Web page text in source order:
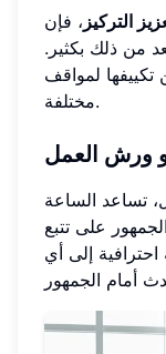
التركيز ، فإن
من ذلك بكثير.
تكييفها لمواقف
مختلفة.
ورش العمل
تساعد الساعة
على تتبع
إلى أي